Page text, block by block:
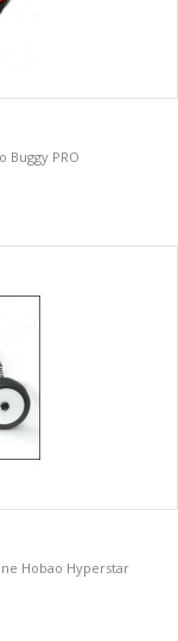
Buggy PRO
Hobao Hyperstar